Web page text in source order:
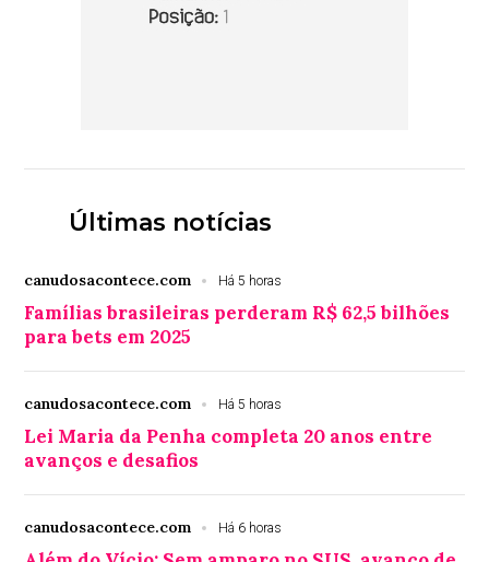
Últimas notícias
canudosacontece.com Há 5 horas
Famílias brasileiras perderam R$ 62,5 bilhões
para bets em 2025
canudosacontece.com Há 5 horas
Lei Maria da Penha completa 20 anos entre
avanços e desafios
canudosacontece.com Há 6 horas